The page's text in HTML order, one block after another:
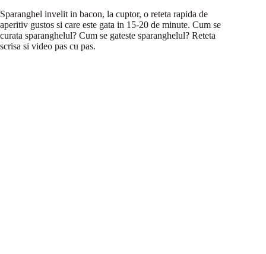
Sparanghel invelit in bacon, la cuptor, o reteta rapida de
aperitiv gustos si care este gata in 15-20 de minute. Cum se
curata sparanghelul? Cum se gateste sparanghelul? Reteta
scrisa si video pas cu pas.